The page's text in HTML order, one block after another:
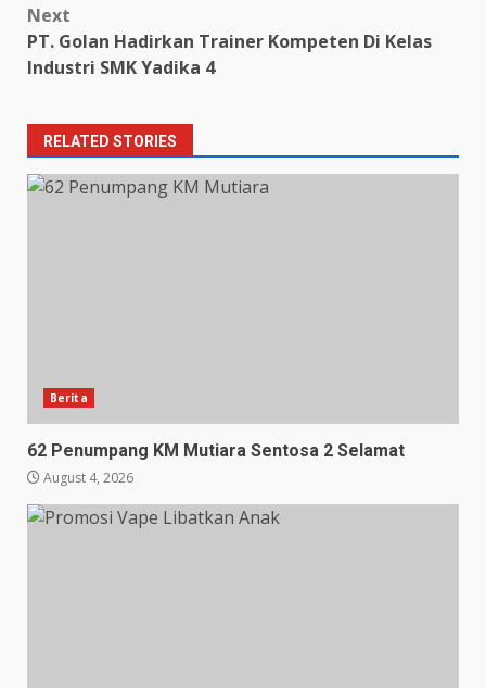
Next
PT. Golan Hadirkan Trainer Kompeten Di Kelas
Industri SMK Yadika 4
RELATED STORIES
Berita
62 Penumpang KM Mutiara Sentosa 2 Selamat
August 4, 2026